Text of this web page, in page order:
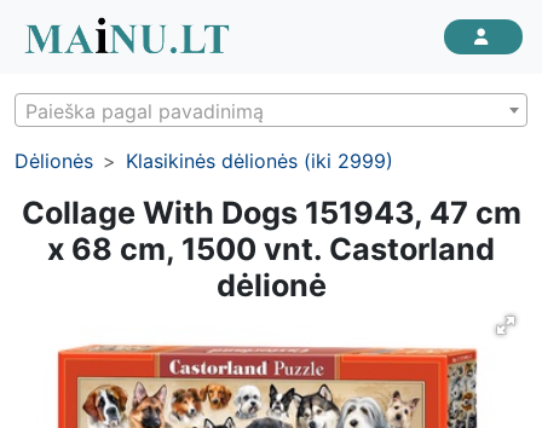
Paieška pagal pavadinimą
Dėlionės Klasikinės dėlionės (iki 2999)
Collage With Dogs 151943, 47 cm
x 68 cm, 1500 vnt. Castorland
dėlionė